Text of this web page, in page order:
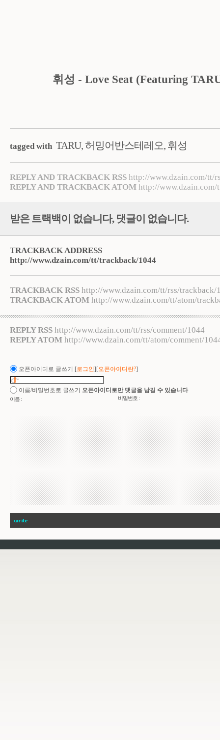
휘성 - Love Seat (Featuring
tagged with TARU, 허밍어반스테레오, 휘성
REPLY AND TRACKBACK RSS http://www.dzain.com/tt/
REPLY AND TRACKBACK ATOM http://www.dzain.com/
받은 트랙백이 없습니다, 댓글이 없습니다.
TRACKBACK ADDRESS
http://www.dzain.com/tt/trackback/1044
TRACKBACK RSS http://www.dzain.com/tt/rss/trackback/
TRACKBACK ATOM http://www.dzain.com/tt/atom/
REPLY RSS http://www.dzain.com/tt/rss/comment/1044
REPLY ATOM http://www.dzain.com/tt/atom/comment/
오픈아이디로 글쓰기 [로그인][오픈아이디란?]
이름/비밀번호로 글쓰기 오픈아이디로만 댓글을 남길 수 있습니다
이름 : 비밀번호 :